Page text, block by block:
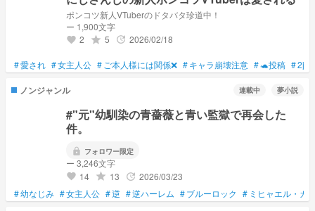
ポンコツ新人VTuberのドタバタ珍道中！
ー 1,900文字
favorite 2 grade 5 update 2026/02/18
#愛され #女主人公 # ご本人様には関係❌ #キャラ崩壊注意 #🐢投稿 #2j3j
ノンジャンル 連載中 夢小説
#"元"幼馴染の青薔薇と青い監獄で再会した
件。
lock フォロワー限定
ー 3,246文字
favorite 14 grade 13 update 2026/03/23
#幼なじみ #女主人公 #逆 #逆ハーレム #ブルーロック # ミヒャエル・カ